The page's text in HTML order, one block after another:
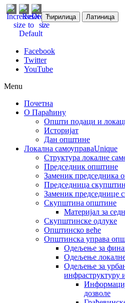
Ћирилица Латиница
Facebook
Twitter
YouTube
Menu
Почетна
О Параћину
Општи подаци и
Историјат
Дан општине
Локална самоуправаUnique
Структура локалне
Председник општине
Заменик председника
Председница
Заменик председнице
Скупштина општине
Материјал за
Скупштинске одлуке
Општинско веће
Општинска управа
Одељење за
Одељење
Одељење за
инфраструктуру
дозволе